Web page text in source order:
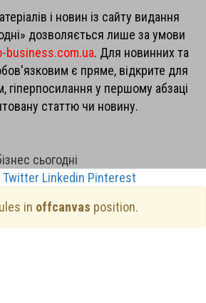
і новин із сайту видання
дозволяється лише за умови
business.com.ua. Для новинних та
є пряме, відкрите для
гіперпосилання у першому абзаці
статтю чи новину.
сьогодні
Twitter Linkedin Pinterest
in offcanvas position.